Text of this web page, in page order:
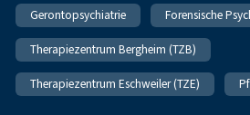
Gerontopsychiatrie Forensische
Therapiezentrum Bergheim (TZB)
Therapiezentrum Eschweiler (TZE)